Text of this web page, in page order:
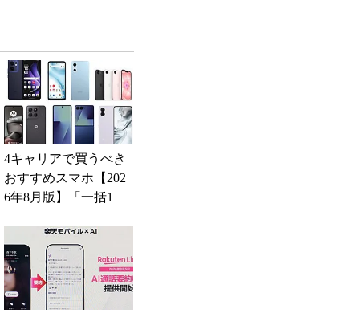
4キャリアで買うべき
おすすめスマホ【202
6年8月版】「一括1
得なiPhone／...